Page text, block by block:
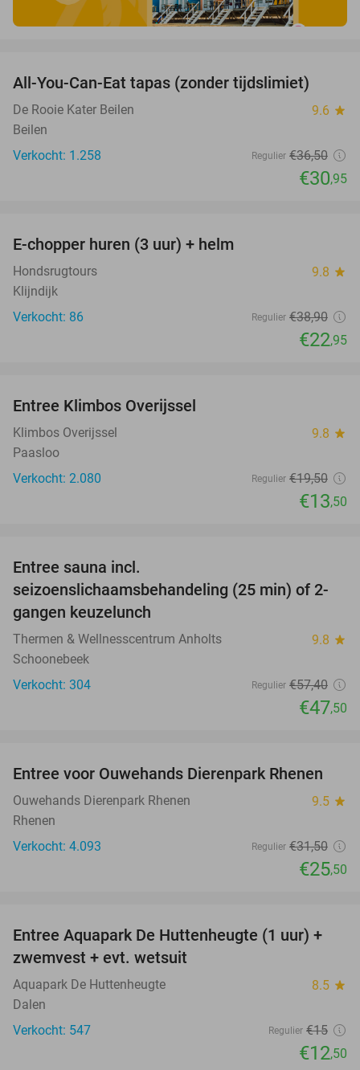
All-You-Can-Eat tapas (zonder tijdslimiet)
De Rooie Kater Beilen 9.6 star
Beilen
Verkocht: 1.258
Regulier €36,50
€30,95
E-chopper huren (3 uur) + helm
Hondsrugtours 9.8 star
Klijndijk
Verkocht: 86
Regulier €38,90
€22,95
Entree Klimbos Overijssel
Klimbos Overijssel 9.8 star
Paasloo
Verkocht: 2.080
Regulier €19,50
€13,50
Entree sauna incl.
seizoenslichaamsbehandeling (25 min) of 2-
gangen keuzelunch
Thermen & Wellnesscentrum Anholts 9.8 star
Schoonebeek
Verkocht: 304
Regulier €57,40
€47,50
19%
Entree voor Ouwehands Dierenpark Rhenen
Ouwehands Dierenpark Rhenen 9.5 star
Rhenen
Verkocht: 4.093
Regulier €31,50
€25,50
17%
Entree Aquapark De Huttenheugte (1 uur) +
zwemvest + evt. wetsuit
Aquapark De Huttenheugte 8.5 star
Dalen
Verkocht: 547
Regulier €15
€12,50